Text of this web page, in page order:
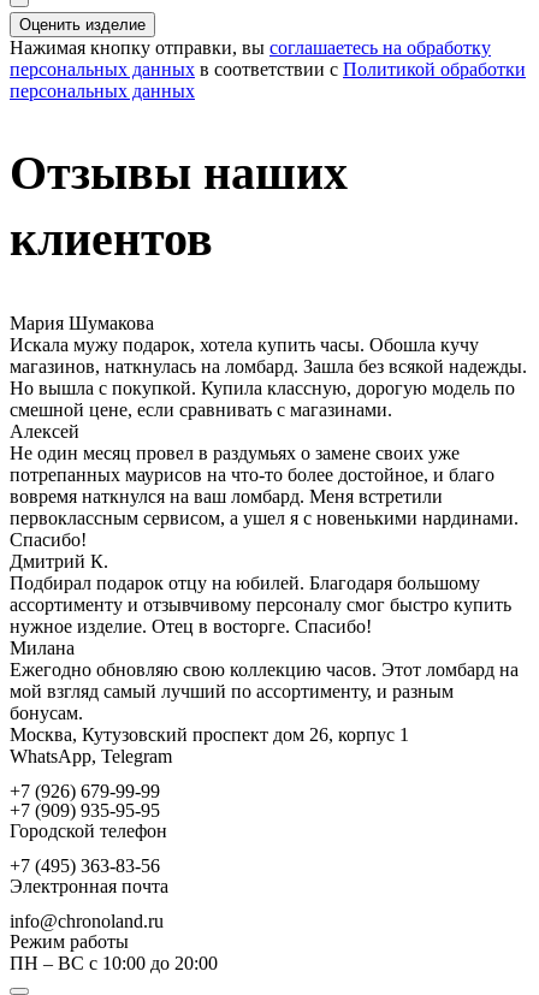
Оценить изделие
Нажимая кнопку отправки, вы соглашаетесь на обработку
персональных данных в соответствии с Политикой обработки
персональных данных
Отзывы наших
клиентов
Мария Шумакова
Искала мужу подарок, хотела купить часы. Обошла кучу
магазинов, наткнулась на ломбард. Зашла без всякой надежды.
Но вышла с покупкой. Купила классную, дорогую модель по
смешной цене, если сравнивать с магазинами.
Алексей
Не один месяц провел в раздумьях о замене своих уже
потрепанных маурисов на что-то более достойное, и благо
вовремя наткнулся на ваш ломбард. Меня встретили
первоклассным сервисом, а ушел я с новенькими нардинами.
Спасибо!
Дмитрий К.
Подбирал подарок отцу на юбилей. Благодаря большому
ассортименту и отзывчивому персоналу смог быстро купить
нужное изделие. Отец в восторге. Спасибо!
Милана
Ежегодно обновляю свою коллекцию часов. Этот ломбард на
мой взгляд самый лучший по ассортименту, и разным
бонусам.
Москва, Кутузовский проспект дом 26, корпус 1
WhatsApp, Telegram
+7 (926) 679-99-99
+7 (909) 935-95-95
Городской телефон
+7 (495) 363-83-56
Электронная почта
info@chronoland.ru
Режим работы
ПН – ВС с 10:00 до 20:00